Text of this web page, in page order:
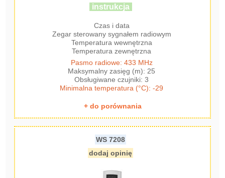
instrukcja
Czas i data
Zegar sterowany sygnałem radiowym
Temperatura wewnętrzna
Temperatura zewnętrzna
Pasmo radiowe: 433 MHz
Maksymalny zasięg (m): 25
Obsługiwane czujniki: 3
Minimalna temperatura (°C): -29
+ do porównania
WS 7208
dodaj opinię